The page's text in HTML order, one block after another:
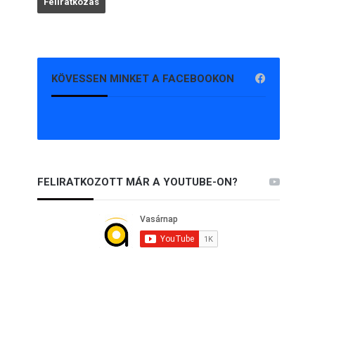
KÖVESSEN MINKET A FACEBOOKON
FELIRATKOZOTT MÁR A YOUTUBE-ON?